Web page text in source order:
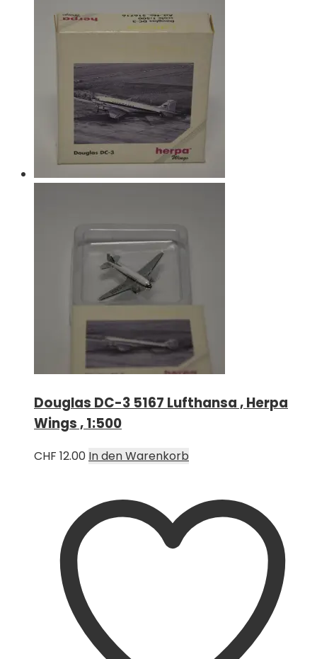
Douglas DC-3 5167 Lufthansa , Herpa
Wings , 1:500
CHF 12.00 In den Warenkorb